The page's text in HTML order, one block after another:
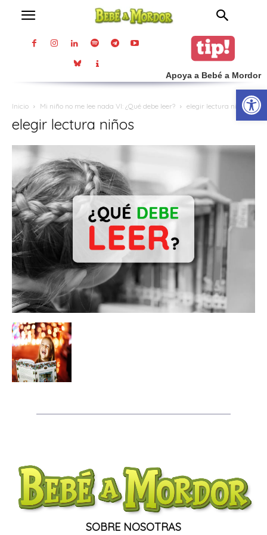
Apoya a Bebé a Mordor
Inicio Mi niño no me lee nada VI: ¿Qué debe leer? elegir lectura niños
elegir lectura niños
SOBRE NOSOTRAS